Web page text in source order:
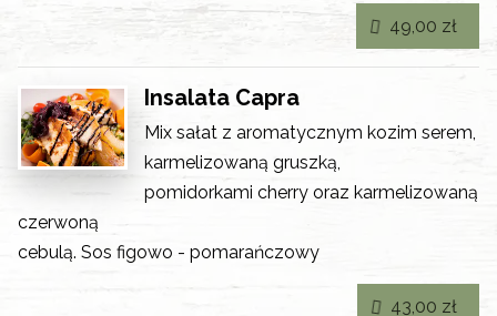
Insalata Capra
Mix sałat z aromatycznym kozim serem,
karmelizowaną gruszką,
pomidorkami cherry oraz karmelizowaną
czerwoną
cebulą. Sos figowo - pomarańczowy